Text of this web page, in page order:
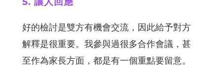
好的檢討是雙方有機會交流，因此給予對方
解釋是很重要。我參與過很多合作會議，甚
至作為家長方面，都是有一個重點要留意。